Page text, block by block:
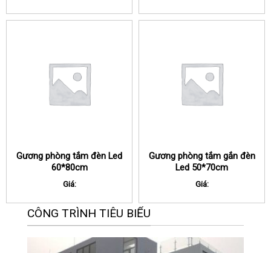
Gương phòng tắm đèn Led
60*80cm
Giá:
Gương phòng tắm gắn đèn
Led 50*70cm
Giá:
CÔNG TRÌNH TIÊU BIỂU